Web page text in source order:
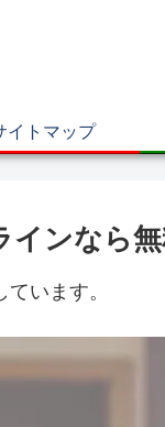
イトマップ
ンなら
います。